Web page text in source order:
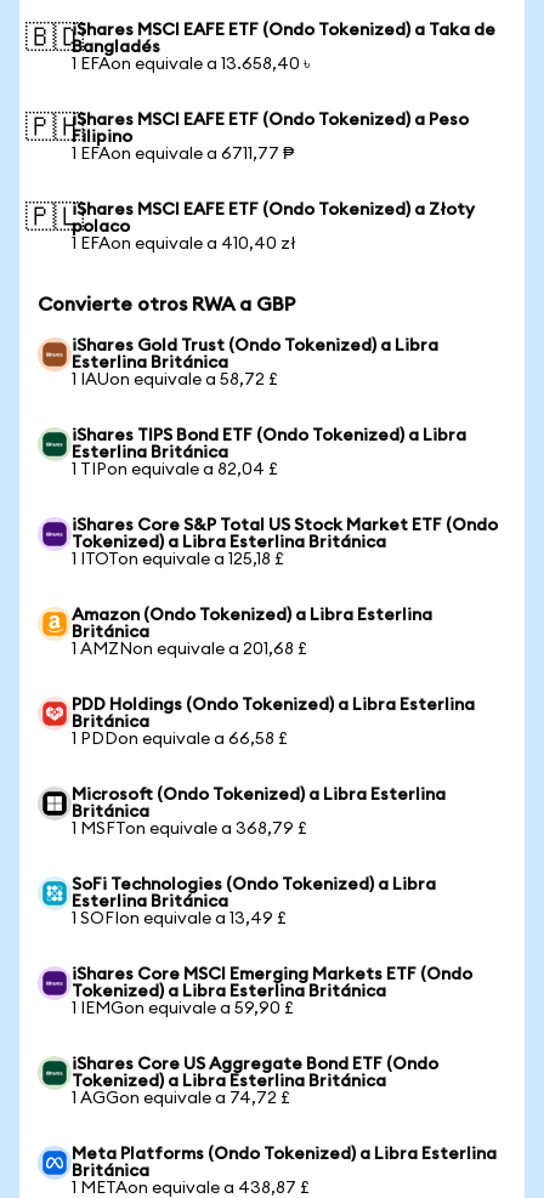
🇧🇩iShares MSCI EAFE ETF (Ondo Tokenized) a Taka de
Bangladés
1 EFAon equivale a 13.658,40 ৳
🇵🇭iShares MSCI EAFE ETF (Ondo Tokenized) a Peso
Filipino
1 EFAon equivale a 6711,77 ₱
🇵🇱iShares MSCI EAFE ETF (Ondo Tokenized) a Złoty
polaco
1 EFAon equivale a 410,40 zł
Convierte otros RWA a GBP
iShares Gold Trust (Ondo Tokenized) a Libra
Esterlina Británica
1 IAUon equivale a 58,72 £
iShares TIPS Bond ETF (Ondo Tokenized) a Libra
Esterlina Británica
1 TIPon equivale a 82,04 £
iShares Core S&P Total US Stock Market ETF (Ondo
Tokenized) a Libra Esterlina Británica
1 ITOTon equivale a 125,18 £
Amazon (Ondo Tokenized) a Libra Esterlina
Británica
1 AMZNon equivale a 201,68 £
PDD Holdings (Ondo Tokenized) a Libra Esterlina
Británica
1 PDDon equivale a 66,58 £
Microsoft (Ondo Tokenized) a Libra Esterlina
Británica
1 MSFTon equivale a 368,79 £
SoFi Technologies (Ondo Tokenized) a Libra
Esterlina Británica
1 SOFIon equivale a 13,49 £
iShares Core MSCI Emerging Markets ETF (Ondo
Tokenized) a Libra Esterlina Británica
1 IEMGon equivale a 59,90 £
iShares Core US Aggregate Bond ETF (Ondo
Tokenized) a Libra Esterlina Británica
1 AGGon equivale a 74,72 £
Meta Platforms (Ondo Tokenized) a Libra Esterlina
Británica
1 METAon equivale a 438,87 £